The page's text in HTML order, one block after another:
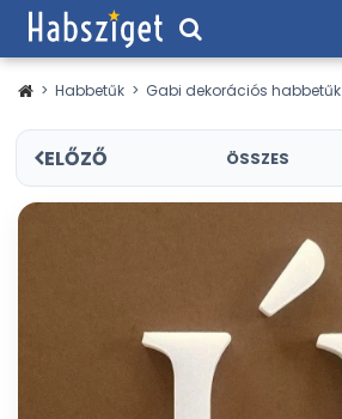
> Habbetűk > Gabi dekorációs habbetűk
ELŐZŐ ÖSSZES